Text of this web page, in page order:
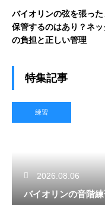
バイオリンの弦を張った
保管するのはあり？ネッ
の負担と正しい管理
特集記事
練習
2026.08.06
バイオリンの音階